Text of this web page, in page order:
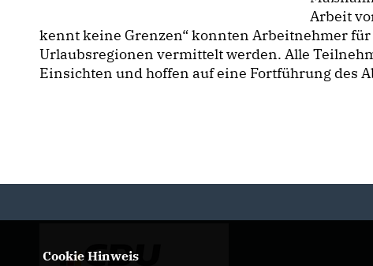
Arbeit
kennt keine Grenzen“ konnten Arbeitnehmer
Urlaubsregionen vermittelt werden. Alle
Einsichten und hoffen auf eine Fortführung des
Cookie Hinweis